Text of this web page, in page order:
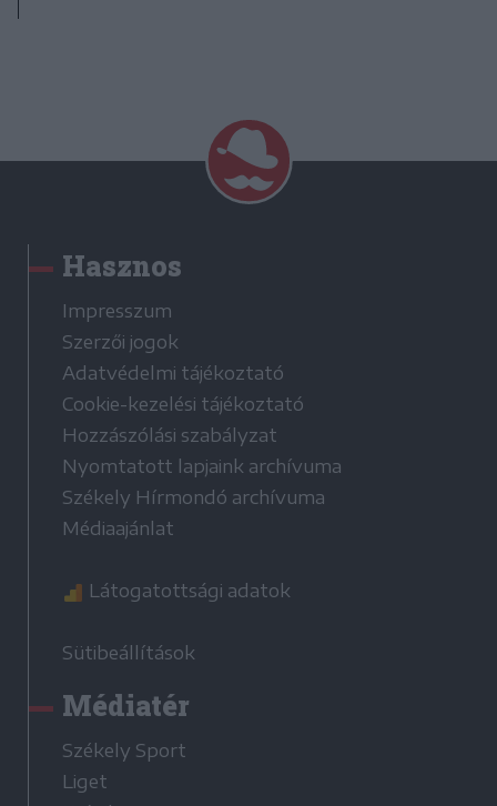
Hasznos
Impresszum
Szerzői jogok
Adatvédelmi tájékoztató
Cookie-kezelési tájékoztató
Hozzászólási szabályzat
Nyomtatott lapjaink archívuma
Székely Hírmondó archívuma
Médiaajánlat
Látogatottsági adatok
Sütibeállítások
Médiatér
Székely Sport
Liget